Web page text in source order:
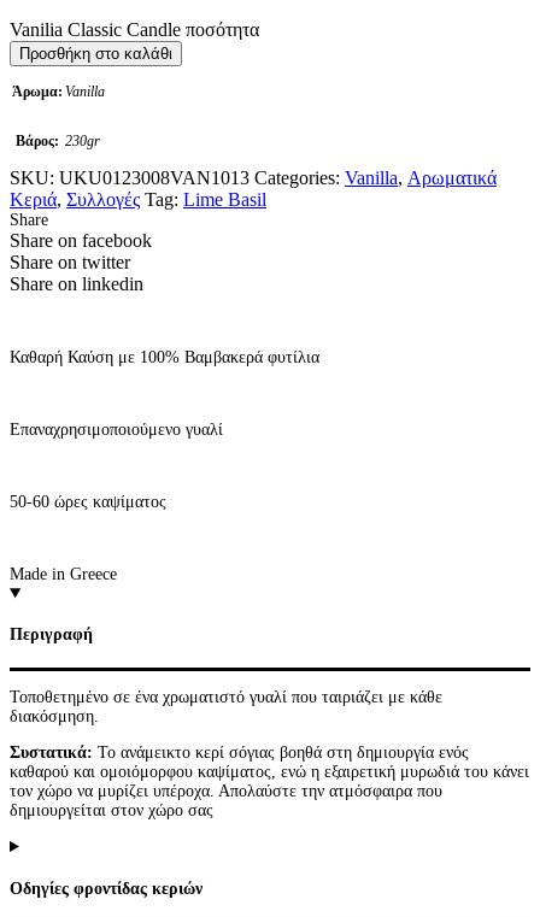
Vanilia Classic Candle ποσότητα
Προσθήκη στο καλάθι
Άρωμα: Vanilla
Βάρος: 230gr
SKU: UKU0123008VAN1013 Categories: Vanilla, Αρωματικά
Κεριά, Συλλογές Tag: Lime Basil
Share
Share on facebook
Share on twitter
Share on linkedin
Καθαρή Καύση με 100% Βαμβακερά φυτίλια
Επαναχρησιμοποιούμενο γυαλί
50-60 ώρες καψίματος
Made in Greece
Περιγραφή
Τοποθετημένο σε ένα χρωματιστό γυαλί που ταιριάζει με κάθε
διακόσμηση.
Συστατικά: Το ανάμεικτο κερί σόγιας βοηθά στη δημιουργία ενός
καθαρού και ομοιόμορφου καψίματος, ενώ η εξαιρετική μυρωδιά του κάνει
τον χώρο να μυρίζει υπέροχα. Απολαύστε την ατμόσφαιρα που
δημιουργείται στον χώρο σας
Οδηγίες φροντίδας κεριών